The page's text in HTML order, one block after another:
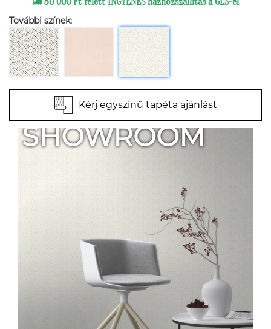
További színek:
Kérj egyszínű tapéta ajánlást
SHOWROOM